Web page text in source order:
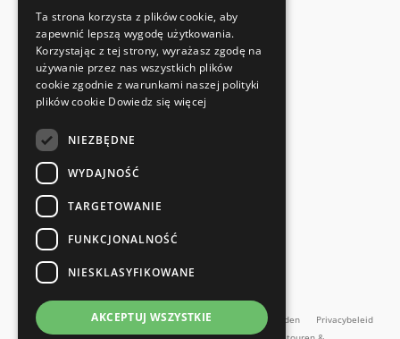
Voldoet aan de veiligheidsnormen
SNELLE EN EENVOUDIGE RETOUR
Retourservice
RECHTSTREEKS VAN DE FABRIKANT
Speciale kwaliteitscontrole
Impressum Algemene Voorwaarden Algemene voorwaarden
Privacybeleid
en meer...
Ta strona korzysta z plików cookie, aby
zapewnić lepszą wygodę użytkowania.
Korzystając z tej strony, wyrażasz zgodę na
używanie przez nas wszystkich plików
cookie zgodnie z warunkami naszej polityki
plików cookie Dowiedz się więcej
NIEZBĘDNE
WYDAJNOŚĆ
TARGETOWANIE
FUNKCJONALNOŚĆ
NIESKLASYFIKOWANE
AKCEPTUJ WSZYSTKIE